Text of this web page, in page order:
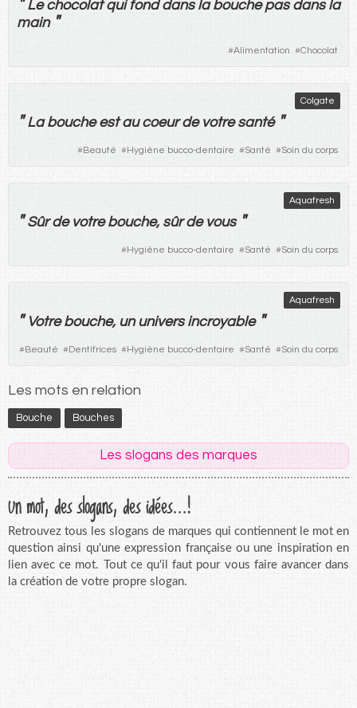
" Le chocolat qui fond dans la bouche pas dans la
main "
#Alimentation #Chocolat
Colgate
" La bouche est au coeur de votre santé "
#Beauté #Hygiène bucco-dentaire #Santé #Soin du corps
Aquafresh
" Sûr de votre bouche, sûr de vous "
#Hygiène bucco-dentaire #Santé #Soin du corps
Aquafresh
" Votre bouche, un univers incroyable "
#Beauté #Dentifrices #Hygiène bucco-dentaire #Santé #Soin du corps
Les mots en relation
Bouche Bouches
Les slogans des marques
Un mot, des slogans, des idées...!
Retrouvez tous les slogans de marques qui contiennent le mot en
question ainsi qu'une expression française ou une inspiration en
lien avec ce mot. Tout ce qu'il faut pour vous faire avancer dans
la création de votre propre slogan.